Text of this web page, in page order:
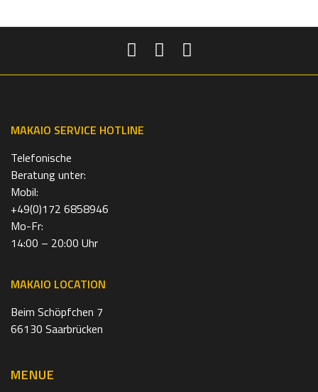
MAKAIO SERVICE HOTLINE
Telefonische
Beratung unter:
Mobil:
+49(0)172 6858946
Mo-Fr:
14:00 – 20:00 Uhr
MAKAIO LOCATION
Beim Schöpfchen 7
66130 Saarbrücken
MENUE